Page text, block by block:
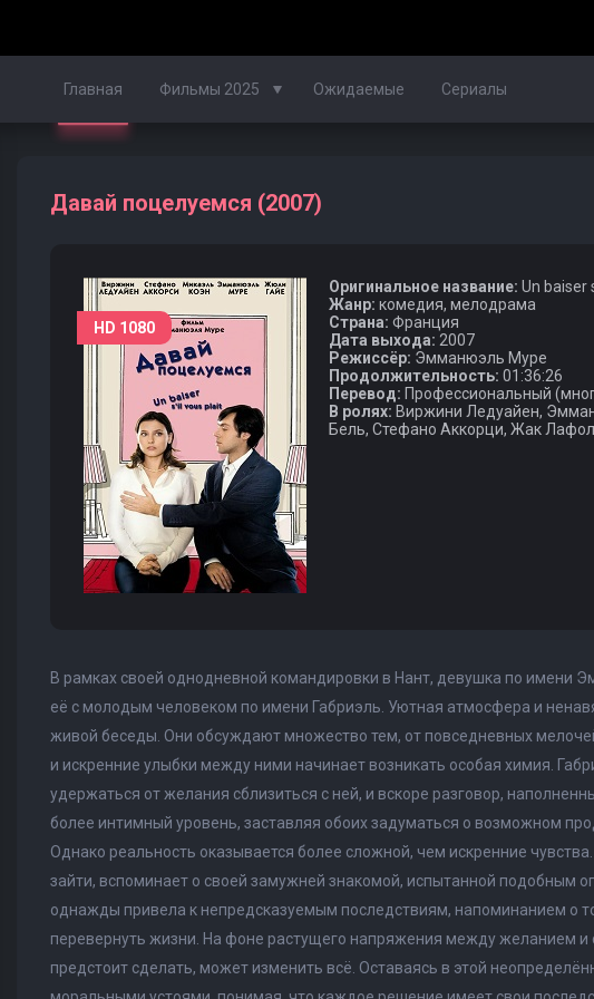
Главная Фильмы 2025
Фильмы 2024
Фильмы 2022
Фильмы 2021
Фильмы 2020
Ожидаемые Сериалы
Давай поцелуемся (2007)
HD 1080
Оригинальное название: Un baiser
Жанр: комедия, мелодрама
Страна: Франция
Дата выхода: 2007
Режиссёр: Эмманюэль Муре
Продолжительность: 01:36:26
Перевод: Профессиональный
В ролях: Виржини Ледуайен,
Бель, Стефано Аккорци, Жак
В рамках своей однодневной командировки в Нант, девушка по имени
её с молодым человеком по имени Габриэль. Уютная атмосфера и
живой беседы. Они обсуждают множество тем, от повседневных
и искренние улыбки между ними начинает возникать особая химия.
удержаться от желания сблизиться с ней, и вскоре разговор,
более интимный уровень, заставляя обоих задуматься о возможном
Однако реальность оказывается более сложной, чем искренние
зайти, вспоминает о своей замужней знакомой, испытанной подобным
однажды привела к непредсказуемым последствиям, напоминанием о
перевернуть жизни. На фоне растущего напряжения между желанием и
предстоит сделать, может изменить всё. Оставаясь в этой